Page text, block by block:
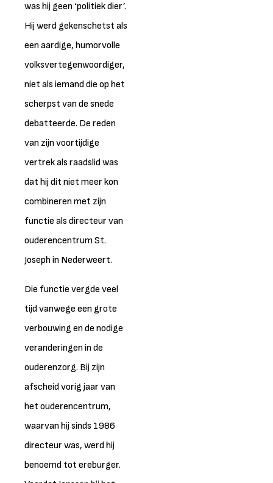
was hij geen ‘politiek dier’.
Hij werd gekenschetst als
een aardige, humorvolle
volksvertegenwoordiger,
niet als iemand die op het
scherpst van de snede
debatteerde. De reden
van zijn voortijdige
vertrek als raadslid was
dat hij dit niet meer kon
combineren met zijn
functie als directeur van
ouderencentrum St.
Joseph in Nederweert.
Die functie vergde veel
tijd vanwege een grote
verbouwing en de nodige
veranderingen in de
ouderenzorg. Bij zijn
afscheid vorig jaar van
het ouderencentrum,
waarvan hij sinds 1986
directeur was, werd hij
benoemd tot ereburger.